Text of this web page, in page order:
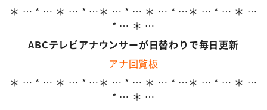
＊ … * … ＊ … * …＊ … * … ＊ … * …＊ … * … ＊ …
* … ＊ …
ABCテレビアナウンサーが日替わりで毎日更新
アナ回覧板
＊ … * … ＊ … * …＊ … * … ＊ … * …＊ … * … ＊ …
* … ＊ …